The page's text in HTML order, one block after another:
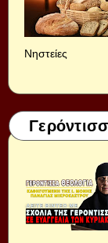
Νηστείες